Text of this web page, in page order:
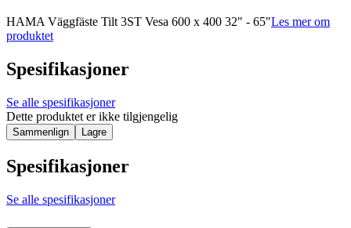
HAMA Väggfäste Tilt 3ST Vesa 600 x 400 32" - 65"Les mer om
produktet
Spesifikasjoner
Se alle spesifikasjoner
Dette produktet er ikke tilgjengelig
Sammenlign Lagre
Spesifikasjoner
Se alle spesifikasjoner